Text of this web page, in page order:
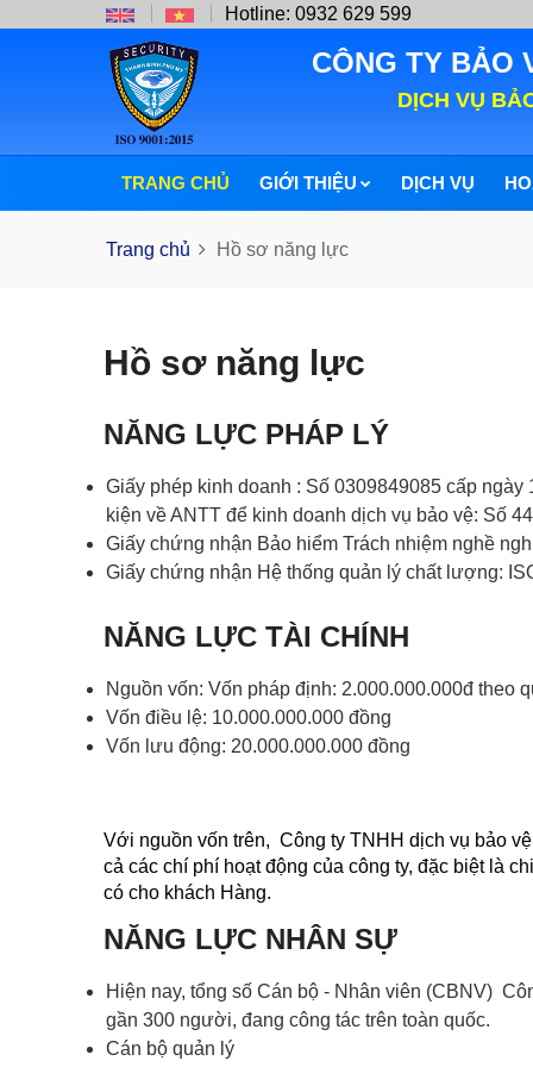
Hotline: 0932 629 599
CÔNG TY BẢO
DỊCH VỤ
TRANG CHỦ GIỚI THIỆU DỊCH VỤ
Trang chủ Hồ sơ năng lực
Hồ sơ năng lực
NĂNG LỰC PHÁP LÝ
Giấy phép kinh doanh : Số 0309849085 cấp
kiện về ANTT để kinh doanh dịch vụ bảo vệ: Số
Giấy chứng nhận Bảo hiểm Trách nhiệm nghề
Giấy chứng nhận Hệ thống quản lý chất lượng:
NĂNG LỰC TÀI CHÍNH
Nguồn vốn: Vốn pháp định: 2.000.000.000đ theo
Vốn điều lệ: 10.000.000.000 đồng
Vốn lưu động: 20.000.000.000 đồng
Với nguồn vốn trên, Công ty TNHH dịch vụ bảo
cả các chí phí hoạt động của công ty, đặc biệt là
có cho khách Hàng.
NĂNG LỰC NHÂN SỰ
Hiện nay, tổng số Cán bộ - Nhân viên (CBNV)
gần 300 người, đang công tác trên toàn quốc.
Cán bộ quản lý